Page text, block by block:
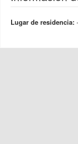
Lugar de residencia: -